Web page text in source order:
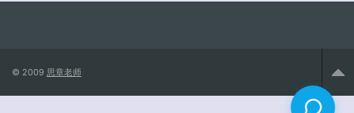
© 2009 思章老师